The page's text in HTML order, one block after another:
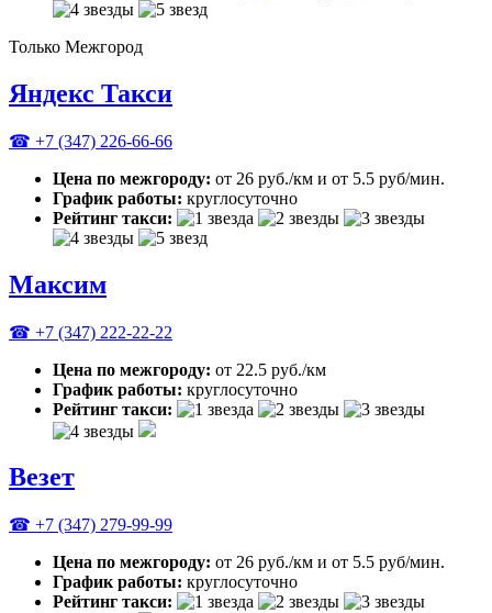
Только Межгород
Яндекс Такси
☎ +7 (347) 226-66-66
Цена по межгороду: от 26 руб./км и от 5.5 руб/мин.
График работы: круглосуточно
Рейтинг такси:
Максим
☎ +7 (347) 222-22-22
Цена по межгороду: от 22.5 руб./км
График работы: круглосуточно
Рейтинг такси:
Везет
☎ +7 (347) 279-99-99
Цена по межгороду: от 26 руб./км и от 5.5 руб/мин.
График работы: круглосуточно
Рейтинг такси: